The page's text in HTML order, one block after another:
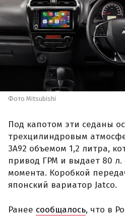
Фото Mitsubishi
Под капотом эти седаны
трехцилиндровым
3A92 объемом 1,2 литра,
привод ГРМ и выдает 80 л.
момента. Коробкой
японский вариатор Jatco.
Ранее сообщалось, что в